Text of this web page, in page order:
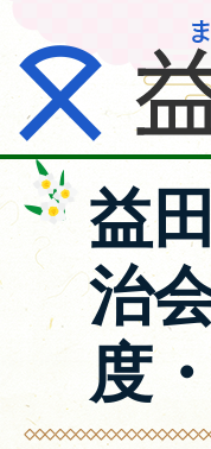
益
治
度